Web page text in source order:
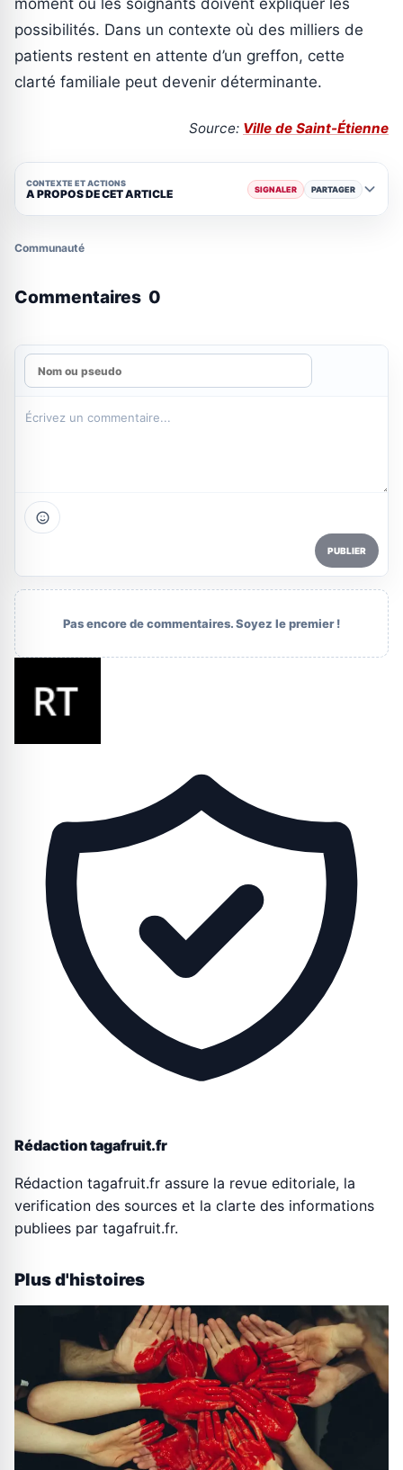
moment où les soignants doivent expliquer les
possibilités. Dans un contexte où des milliers de
patients restent en attente d’un greffon, cette
clarté familiale peut devenir déterminante.
Source: Ville de Saint-Étienne
CONTEXTE ET ACTIONS
A PROPOS DE CET ARTICLE SIGNALER PARTAGER
Communauté
Commentaires 0
PUBLIER
Pas encore de commentaires. Soyez le premier !
Rédaction tagafruit.fr
Rédaction tagafruit.fr assure la revue editoriale, la
verification des sources et la clarte des informations
publiees par tagafruit.fr.
Plus d'histoires